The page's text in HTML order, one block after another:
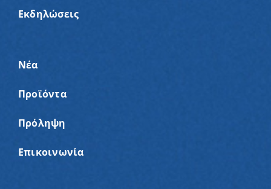
Εκδηλώσεις
Νέα
Προϊόντα
Πρόληψη
Επικοινωνία